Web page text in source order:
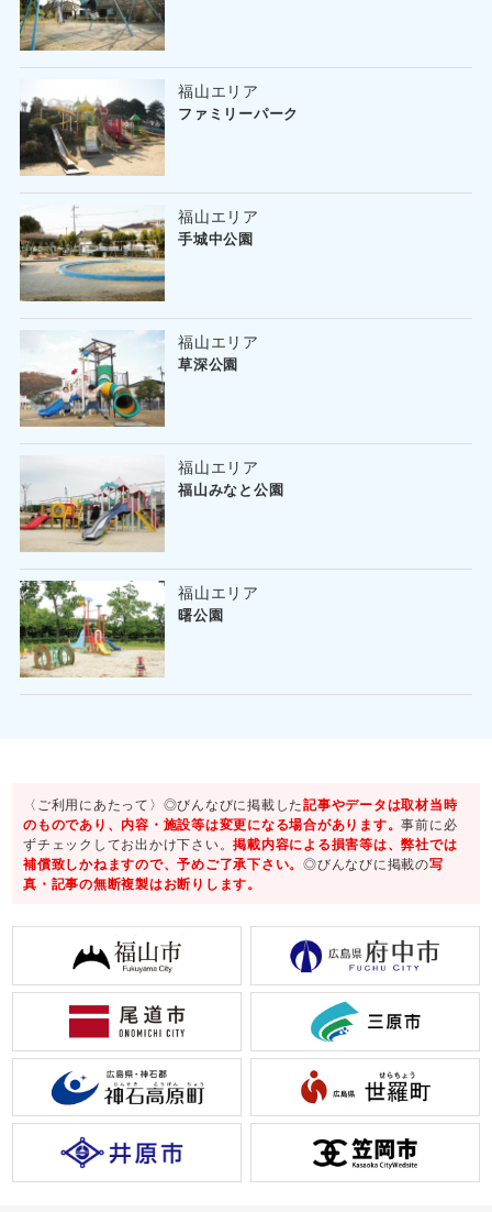
福山エリア
ファミリーパーク
福山エリア
手城中公園
福山エリア
草深公園
福山エリア
福山みなと公園
福山エリア
曙公園
〈ご利用にあたって〉◎びんなびに掲載した記事やデータは取材当時
のものであり、内容・施設等は変更になる場合があります。事前に必
ずチェックしてお出かけ下さい。掲載内容による損害等は、弊社では
補償致しかねますので、予めご了承下さい。◎びんなびに掲載の写
真・記事の無断複製はお断りします。